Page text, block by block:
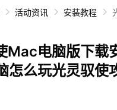
活动资讯 安装教程
Mac电脑版下载
怎么玩光灵驭使